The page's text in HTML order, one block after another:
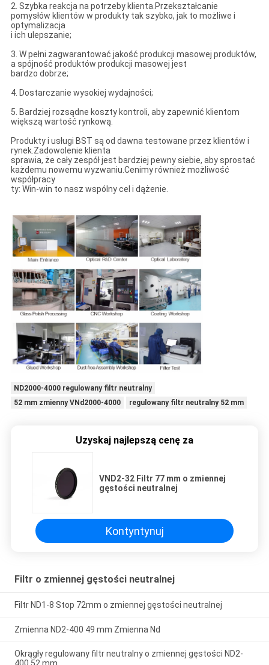
2. Szybka reakcja na potrzeby klienta.Przekształcanie
pomysłów klientów w produkty tak szybko, jak to możliwe i
optymalizacja
i ich ulepszanie;
3. W pełni zagwarantować jakość produkcji masowej produktów,
a spójność produktów produkcji masowej jest
bardzo dobrze;
4. Dostarczanie wysokiej wydajności;
5. Bardziej rozsądne koszty kontroli, aby zapewnić klientom
większą wartość rynkową.
Produkty i usługi BST są od dawna testowane przez klientów i
rynek.Zadowolenie klienta
sprawia, że ​​cały zespół jest bardziej pewny siebie, aby sprostać
każdemu nowemu wyzwaniu.Cenimy również możliwość
współpracy
ty: Win-win to nasz wspólny cel i dążenie.
ND2000-4000 regulowany filtr neutralny
52 mm zmienny VNd2000-4000
regulowany filtr neutralny 52 mm
Uzyskaj najlepszą cenę za
VND2-32 Filtr 77 mm o zmiennej
gęstości neutralnej
Kontyntynuj
Filtr o zmiennej gęstości neutralnej
Filtr ND1-8 Stop 72mm o zmiennej gęstości neutralnej
Zmienna ND2-400 49 mm Zmienna Nd
Okrągły regulowany filtr neutralny o zmiennej gęstości ND2-